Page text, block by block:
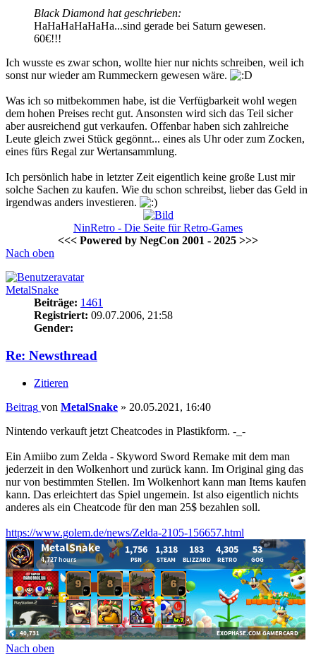
Black Diamond hat geschrieben:
HaHaHaHaHaHa...sind gerade bei Saturn gewesen.
60€!!!
Ich wusste es zwar schon, wollte hier nur nichts schreiben, weil ich
sonst nur wieder am Rummeckern gewesen wäre.
Was ich so mitbekommen habe, ist die Verfügbarkeit wohl wegen
dem hohen Preises recht gut. Ansonsten wird sich das Teil sicher
aber ausreichend gut verkaufen. Offenbar haben sich zahlreiche
Leute gleich zwei Stück gegönnt... eines als Uhr oder zum Zocken,
eines fürs Regal zur Wertansammlung.
Ich persönlich habe in letzter Zeit eigentlich keine große Lust mir
solche Sachen zu kaufen. Wie du schon schreibst, lieber das Geld in
irgendwas anders investieren.
NinRetro - Die Seite für Retro-Games
<<< Powered by NegCon 2001 - 2025 >>>
Nach oben
MetalSnake
Beiträge: 1461
Registriert: 09.07.2006, 21:58
Gender:
Re: Newsthread
Zitieren
Beitrag von MetalSnake » 20.05.2021, 16:40
Nintendo verkauft jetzt Cheatcodes in Plastikform. -_-
Ein Amiibo zum Zelda - Skyword Sword Remake mit dem man
jederzeit in den Wolkenhort und zurück kann. Im Original ging das
nur von bestimmten Stellen. Im Wolkenhort kann man Items kaufen
kann. Das erleichtert das Spiel ungemein. Ist also eigentlich nichts
anderes als ein Cheatcode für den man 25$ bezahlen soll.
https://www.golem.de/news/Zelda-2105-156657.html
Nach oben